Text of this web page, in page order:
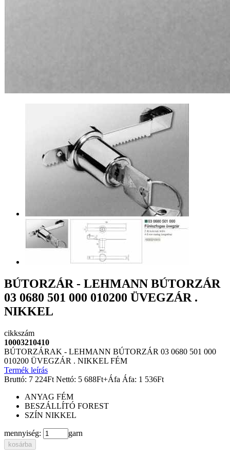
BÚTORZÁR - LEHMANN BÚTORZÁR
03 0680 501 000 010200 ÜVEGZÁR .
NIKKEL
cikkszám
10003210410
BÚTORZÁRAK - LEHMANN BÚTORZÁR 03 0680 501 000
010200 ÜVEGZÁR . NIKKEL FÉM
Termék leírás
Bruttó: 7 224Ft Nettó: 5 688Ft+Áfa Áfa: 1 536Ft
ANYAG FÉM
BESZÁLLÍTÓ FOREST
SZÍN NIKKEL
mennyiség: garn
kosárba